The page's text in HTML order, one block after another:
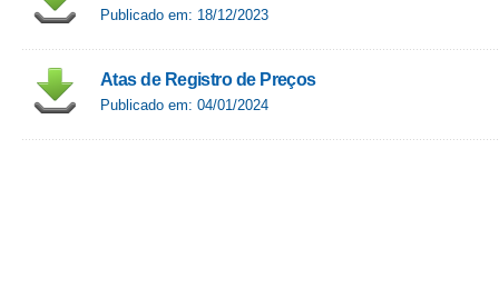
Publicado em: 18/12/2023
Atas de Registro de Preços
Publicado em: 04/01/2024